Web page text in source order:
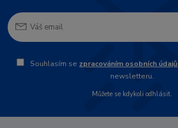
Souhlasím se zpracováním osobních údajů
newsletteru.
Můžete se kdykoli odhlásit.